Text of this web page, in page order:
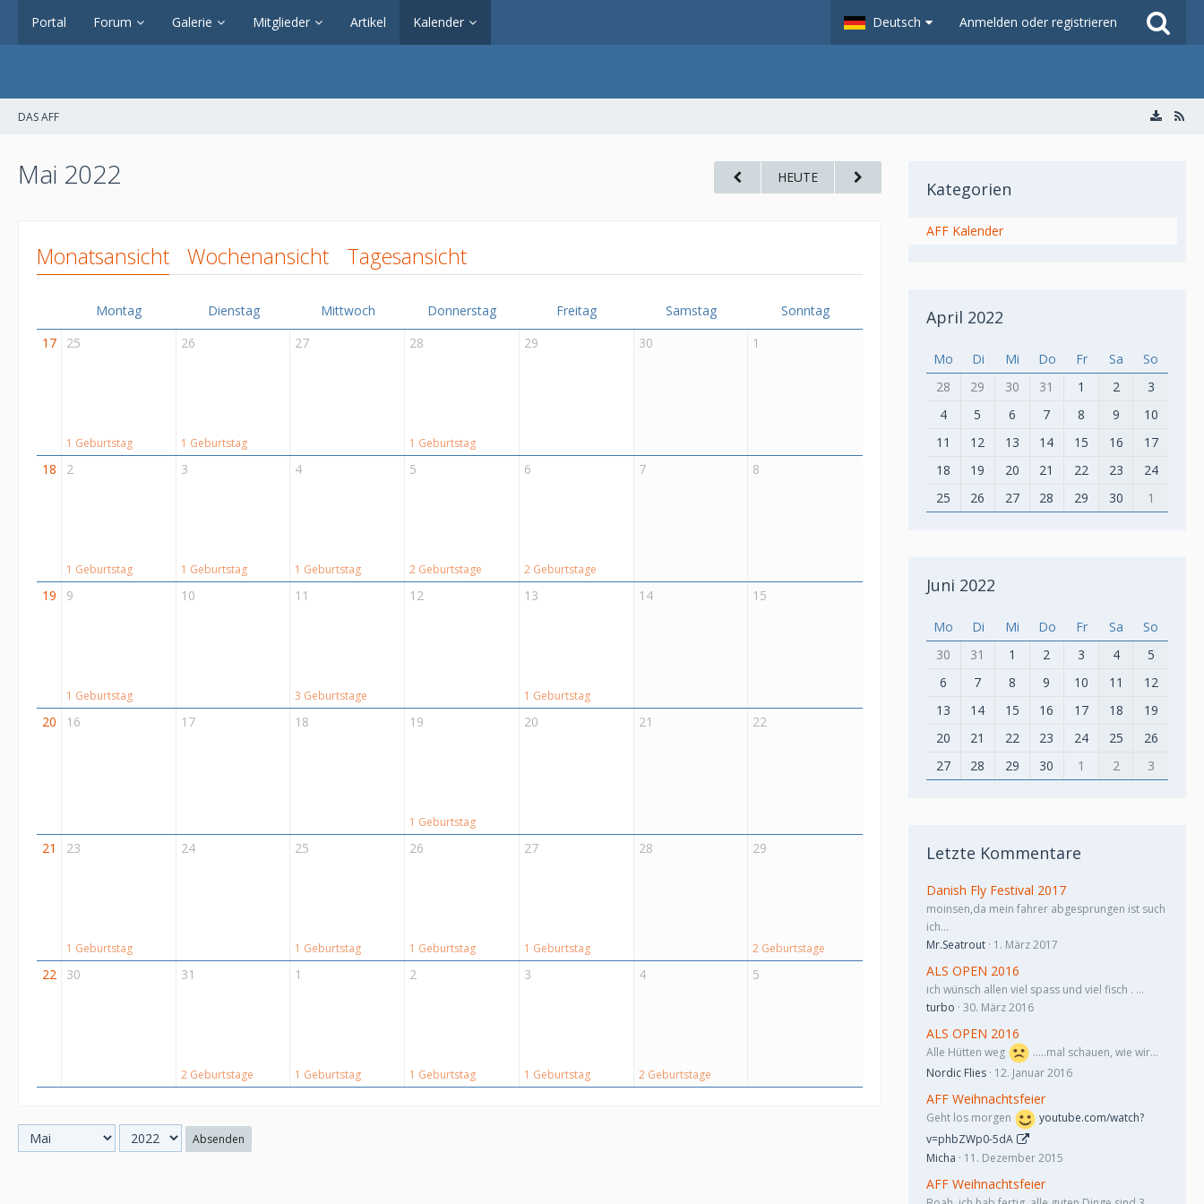
Portal Forum Galerie Mitglieder Artikel Kalender Deutsch Anmelden oder registrieren
DAS AFF
Mai 2022 HEUTE
Monatsansicht Wochenansicht Tagesansicht
Montag Dienstag Mittwoch Donnerstag Freitag Samstag
Sonntag
17
25
1 Geburtstag
26
1 Geburtstag
27 28
1 Geburtstag
29 30 1
18 2
1 Geburtstag
3
1 Geburtstag
4
1 Geburtstag
5
2 Geburtstage
6
2 Geburtstage
7 8
19 9
1 Geburtstag
10 11
3 Geburtstage
12 13
1 Geburtstag
14 15
20 16 17 18 19
1 Geburtstag
20 21 22
21 23
1 Geburtstag
24 25
1 Geburtstag
26
1 Geburtstag
27
1 Geburtstag
28 29
2 Geburtstage
22 30 31
2 Geburtstage
1
1 Geburtstag
2
1 Geburtstag
3
1 Geburtstag
4
2 Geburtstage
5
Absenden
Kategorien
AFF Kalender
April 2022
Mo Di Mi Do Fr Sa
So
28
29 30 31 1 2
3
4
5 6 7 8 9
10
11
12 13 14 15 16
17
18
19 20 21 22 23
24
25
26 27 28 29 30 1
Juni 2022
Mo Di Mi Do Fr Sa
So
30
31 1 2 3 4
5
6
7 8 9 10 11
12
13
14 15 16 17 18
19
20
21 22 23 24 25
26
27
28 29 30 1 2 3
Letzte Kommentare
Danish Fly Festival 2017
moinsen,da mein fahrer abgesprungen ist such
ich…
Mr.Seatrout 1. März 2017
ALS OPEN 2016
ich wünsch allen viel spass und viel fisch . …
turbo 30. März 2016
ALS OPEN 2016
Alle Hütten weg
.....mal schauen, wie wir…
Nordic Flies 12. Januar 2016
AFF Weihnachtsfeier
Geht los morgen
youtube.com/watch?
v=phbZWp0-5dA
Micha
11. Dezember 2015
AFF Weihnachtsfeier